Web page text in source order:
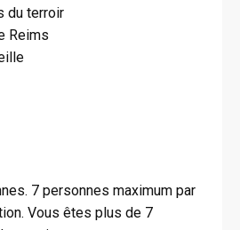
du terroir
Reims
7 personnes maximum par
Vous êtes plus de 7